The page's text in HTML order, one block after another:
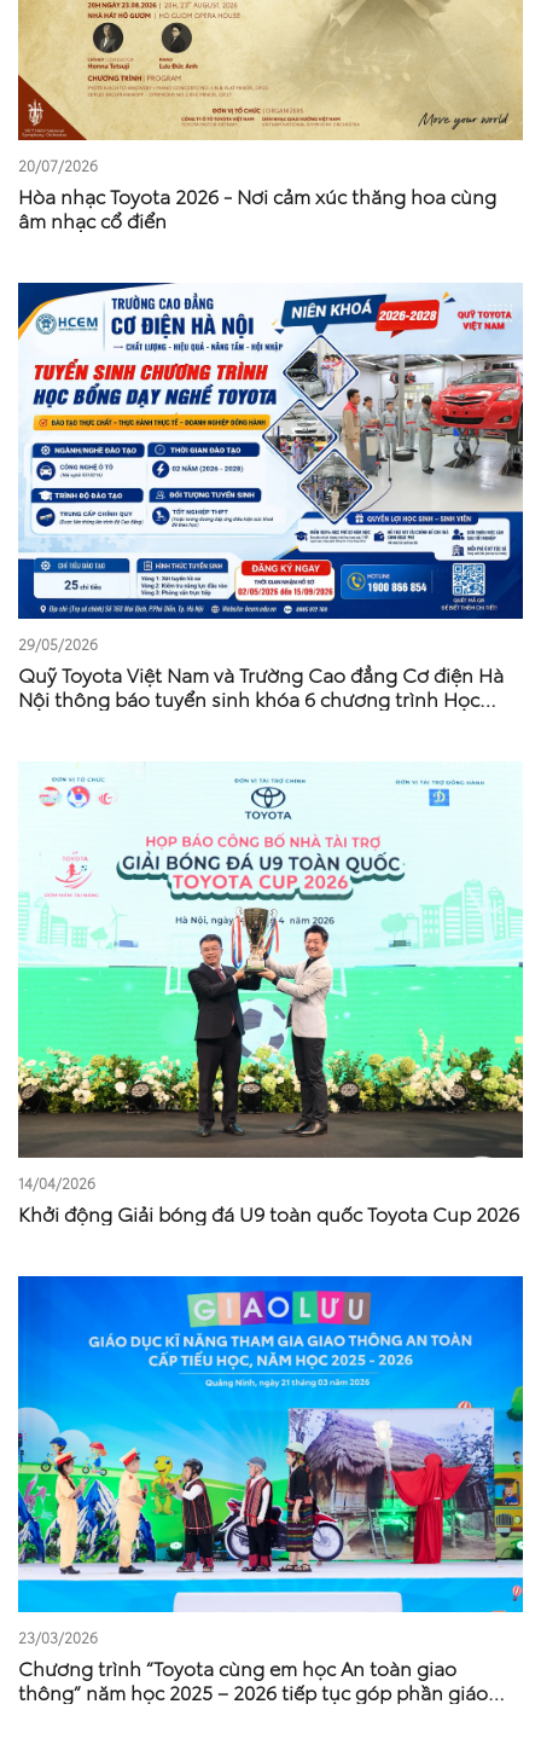
20/07/2026
Hòa nhạc Toyota 2026 - Nơi cảm xúc thăng hoa cùng
âm nhạc cổ điển
29/05/2026
Quỹ Toyota Việt Nam và Trường Cao đẳng Cơ điện Hà
Nội thông báo tuyển sinh khóa 6 chương trình Học
14/04/2026
Khởi động Giải bóng đá U9 toàn quốc Toyota Cup 2026
23/03/2026
Chương trình “Toyota cùng em học An toàn giao
thông” năm học 2025 – 2026 tiếp tục góp phần giáo